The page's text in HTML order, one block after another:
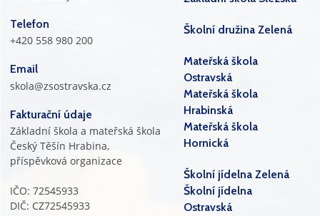
Telefon
+420 558 980 200
Email
skola@zsostravska.cz
Fakturační údaje
Základní škola a mateřská škola
Český Těšín Hrabina,
příspěvková organizace
IČO: 72545933
DIČ: CZ72545933
Školní družina Zelená
Mateřská škola
Ostravská
Mateřská škola
Hrabinská
Mateřská škola
Hornická
Školní jídelna Zelená
Školní jídelna
Ostravská